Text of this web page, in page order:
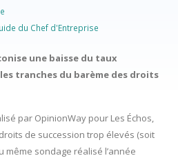
du Chef d'Entreprise
une baisse du taux
tranches du barème des droits
par OpinionWay pour Les Échos,
de succession trop élevés (soit
même sondage réalisé l’année